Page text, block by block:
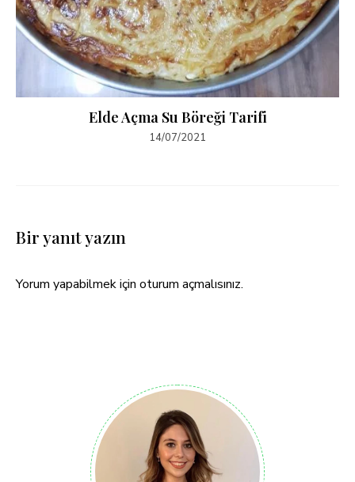
Elde Açma Su Böreği Tarifi
14/07/2021
Bir yanıt yazın
Yorum yapabilmek için oturum açmalısınız.